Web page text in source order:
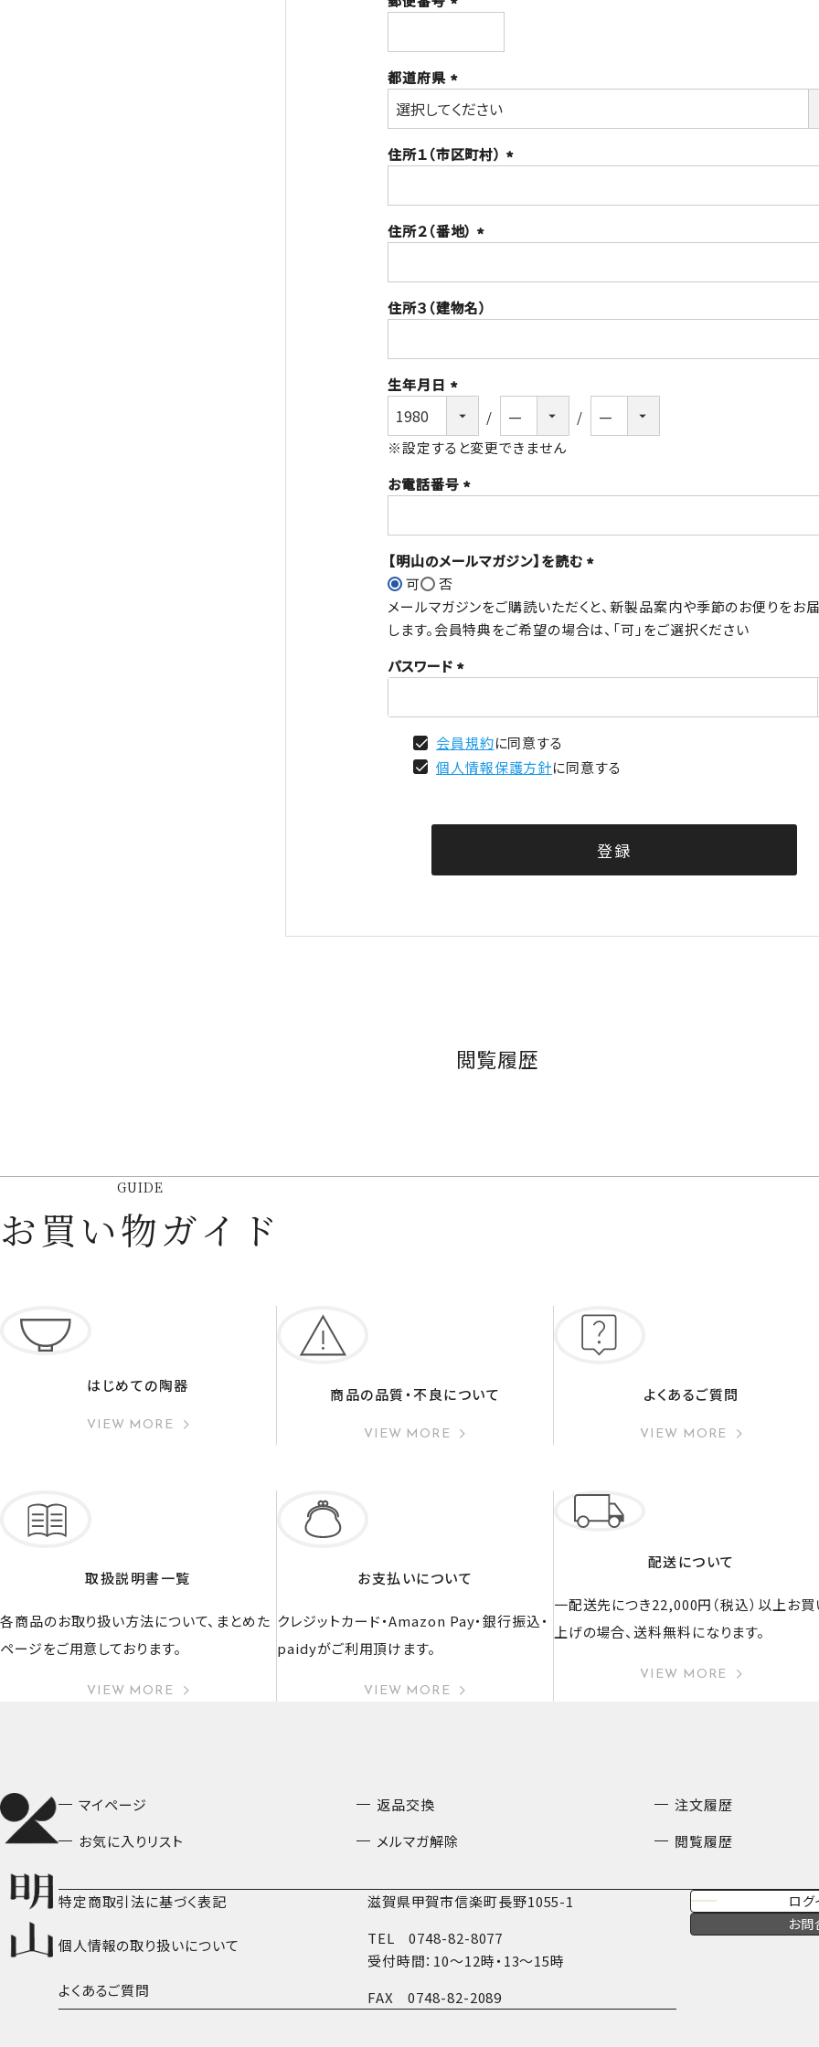
須)
都道府県
(必
須)
住所１（市区町村）
須)
住所２（番地）
須)
住所３（建物名）
生年月日
(必
須)
※設定すると変更できません
お電話番号
須)
【明山のメールマガジン】を読む
須)
可
否
メールマガジンをご購読いただくと、新製品案内や季節のお便りをお
します。会員特典をご希望の場合は、「可」をご選択ください
パスワード
須)
会員規約に同意する
個人情報保護方針に同意する
登録
閲覧履歴
GUIDE
お買い物ガイド
はじめての陶器
VIEW MORE
商品の品質・不良について
VIEW MORE
よくあるご質問
VIEW MORE
取扱説明書一覧
各商品のお取り扱い方法について、まとめた
ページをご用意しております。
VIEW MORE
お支払いについて
クレジットカード・Amazon Pay・銀行振込・
paidyがご利用頂けます。
VIEW MORE
配送について
一配送先につき22,000円（税込）以上お買
上げの場合、送料無料になります。
VIEW MORE
マイページ 返品交換
注文履歴
お気に入りリスト
メルマガ解除 閲覧履歴
特定商取引法に基づく表記
個人情報の取り扱いについて
よくあるご質問
滋賀県甲賀市信楽町長野1055-1
TEL0748-82-8077
受付時間：10〜12時・13〜15時
FAX0748-82-2089
ログ
お問